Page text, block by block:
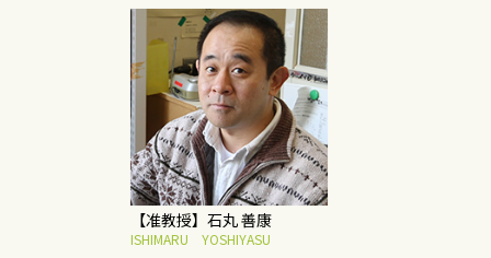
[研究テーマ]
発生・再生の分子メカ
ニズムの解明
概要はこちら
【准教授】石丸 善康
ISHIMARU YOSHIYASU